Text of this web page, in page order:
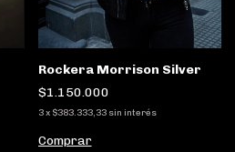
Rockera Morrison Silver
$1.150.000
3 x $383.333,33 sin interés
Comprar